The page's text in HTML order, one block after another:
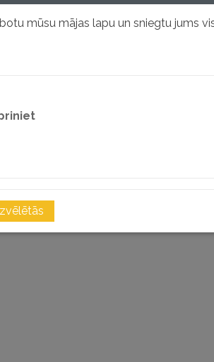
mūsu mājas lapu un sniegtu jums